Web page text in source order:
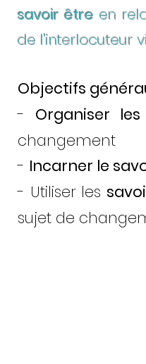
savoir être en
de l'interlocuteur
Objectifs
- Organiser
changement
- Incarner le
- Utiliser les
sujet de